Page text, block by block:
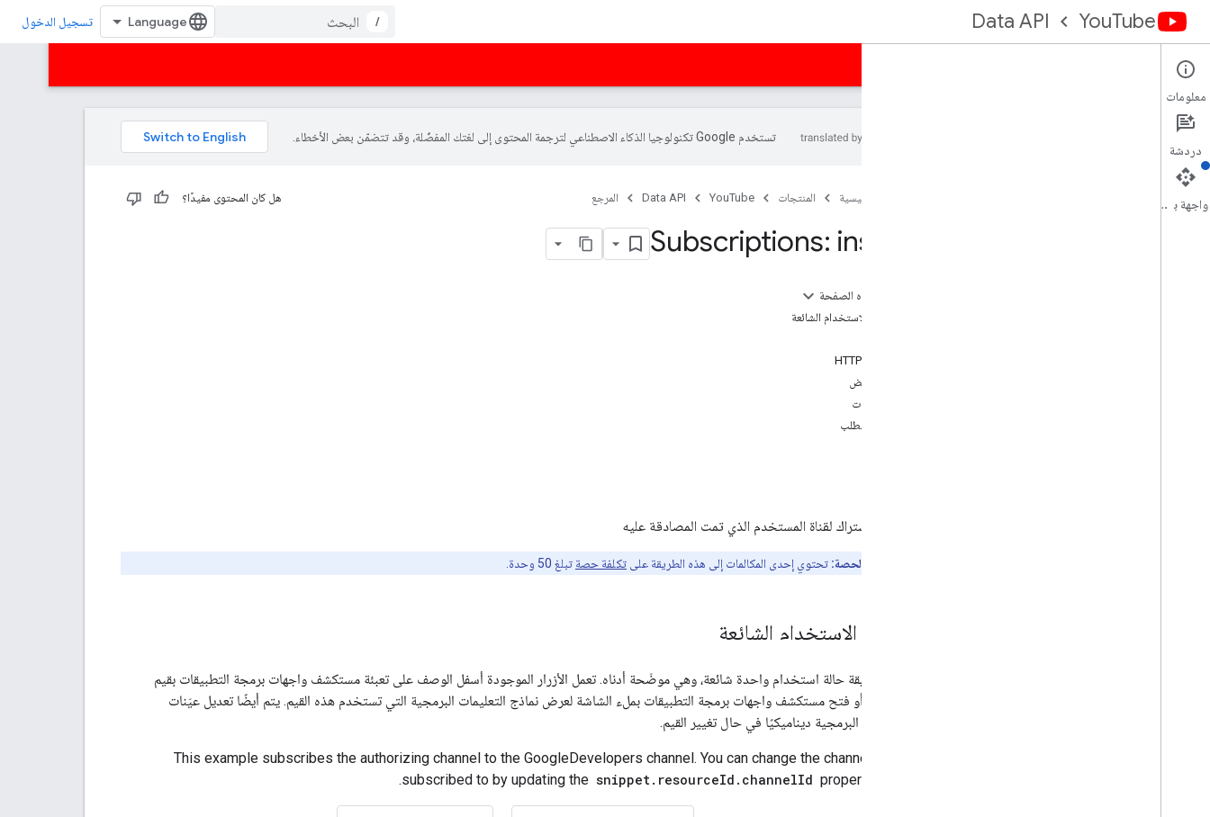
YouTube
Data API
/ تسجيل الدخول
نظرة عامة
أنشطة
تستخدم Google تكنولوجيا الذكاء الاصطناعي لترجمة المحتوى إلى لغتك المفضّلة، وقد تتضمّن بعض الأخطاء.
الصفحة الرئيسية المنتجات YouTube
Data API المرجع هل كان المحتوى مفيدًا؟
Subscriptions: insert
على هذه الصفحة
حالات الاستخدام الشائعة
التفويض
المَعلمات
نص الطلب
لإضافة اشتراك لقناة المستخدم الذي تمت المصادقة عليه
تأثير الحصة: تحتوي إحدى المكالمات إلى هذه الطريقة على تكلفة حصة تبلغ 50 وحدة.
حالات الاستخدام الشائعة
معلومات
دردشة
واجهة برمجة التطبيقات